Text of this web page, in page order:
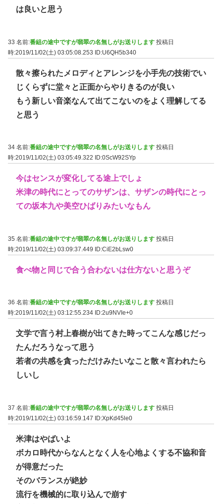
は良いと思う
33 名前:番組の途中ですが翡翠の名無しがお送りします 投稿日
時:2019/11/02(土) 03:05:08.253 ID:U6QH5b340
散々擦られたメロディとアレンジを小手先の技術でい
じくらずに堂々と正面からやりきるのが良い
もう新しい音楽なんて出てこないのをよく理解してる
と思う
34 名前:番組の途中ですが翡翠の名無しがお送りします 投稿日
時:2019/11/02(土) 03:05:49.322
ID:0ScW92SYp
今はセンスが変化してる途上でしょ
米津の時代にとってのサザンは、サザンの時代にとっ
ての坂本九や美空ひばりみたいなもん
35 名前:番組の途中ですが翡翠の名無しがお送りします 投稿日
時:2019/11/02(土) 03:09:37.449 ID:CiE2bLsw0
食べ物と同じで合う合わないは仕方ないと思うぞ
36 名前:番組の途中ですが翡翠の名無しがお送りします 投稿日
時:2019/11/02(土) 03:12:55.234 ID:2u9NVIe+0
文学で言う村上春樹が出てきた時ってこんな感じだっ
たんだろうなって思う
若者の共感を貪っただけみたいなこと散々言われたら
しいし
37 名前:番組の途中ですが翡翠の名無しがお送りします 投稿日
時:2019/11/02(土) 03:16:59.147 ID:XpKd45le0
米津はやばいよ
ボカロ時代からなんとなく人を心地よくする不協和音
が得意だった
そのバランスが絶妙
流行を機械的に取り込んで崩す